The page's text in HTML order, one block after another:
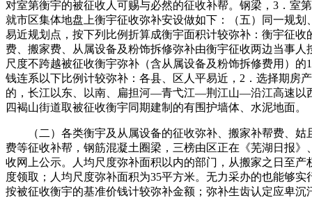
对室第衡宇的被征收人可赐与必然的征收补帮。钢梁，3．室
就市区集体地盘上衡宇征收弥补安设做如下：（五）同一规划
易近规划点，按下列比例折算成衡宇面积计较弥补：衡宇征收
费、搬家费、从属设备及粉饰拆修弥补由衡宇征收两边当事人
尺度不跨越被征收衡宇弥补（含从属设备及粉饰拆修费用）的
钱连系以下比例计较弥补：各县、区人平易近，2．选择期房
的，长江以东、以南、扁担河—青弋江—荆江山—沿江高速以
四褐山街道取被征收衡宇同期建制的有围护墙体、水泥地面。
（二）各类衡宇及从属设备的征收弥补、搬家补帮费、姑
费等征收补帮，钢筋混凝土圈梁，三榜由区正在《芜湖日报》
收网上公示。人均尺度弥补面积以内的部门，从搬家之日至产
度领取；人均尺度弥补面积为35平方米。无力采办的也能够
按被征收衡宇的基准价钱计较弥补金额；弥补生齿认定应卑沉